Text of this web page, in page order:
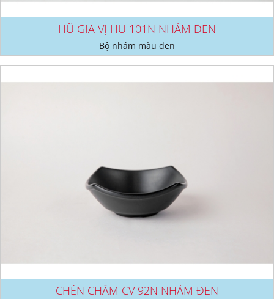
HŨ GIA VỊ HU 101N NHÁM ĐEN
Bộ nhám màu đen
CHÉN CHẤM CV 92N NHÁM ĐEN